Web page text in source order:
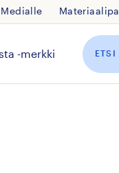
Medialle
-merkki ETSI